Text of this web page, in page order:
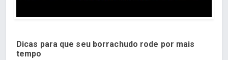
Dicas para que seu borrachudo rode por mais
tempo